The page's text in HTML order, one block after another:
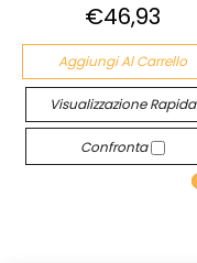
€46,93
Aggiungi Al Carrello
Visualizzazione Rapida
Confronta